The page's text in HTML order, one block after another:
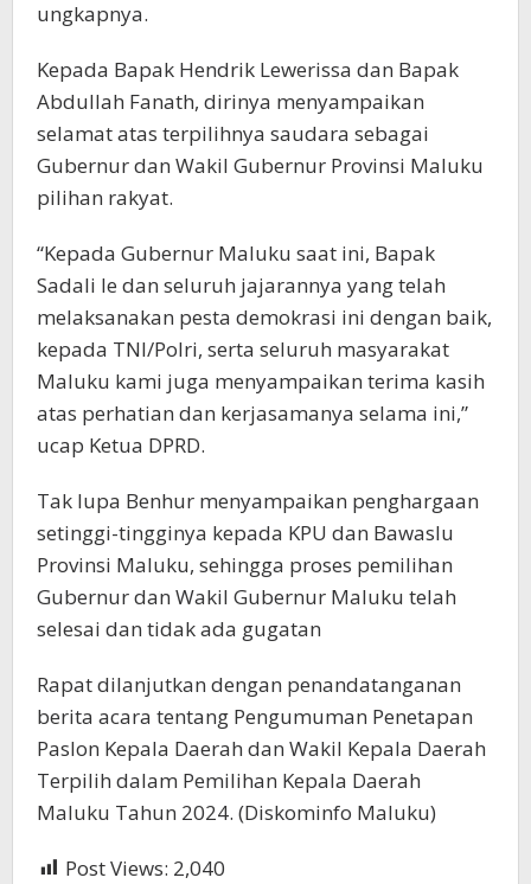
ungkapnya.
Kepada Bapak Hendrik Lewerissa dan Bapak
Abdullah Fanath, dirinya menyampaikan
selamat atas terpilihnya saudara sebagai
Gubernur dan Wakil Gubernur Provinsi Maluku
pilihan rakyat.
“Kepada Gubernur Maluku saat ini, Bapak
Sadali Ie dan seluruh jajarannya yang telah
melaksanakan pesta demokrasi ini dengan baik,
kepada TNI/Polri, serta seluruh masyarakat
Maluku kami juga menyampaikan terima kasih
atas perhatian dan kerjasamanya selama ini,”
ucap Ketua DPRD.
Tak lupa Benhur menyampaikan penghargaan
setinggi-tingginya kepada KPU dan Bawaslu
Provinsi Maluku, sehingga proses pemilihan
Gubernur dan Wakil Gubernur Maluku telah
selesai dan tidak ada gugatan
Rapat dilanjutkan dengan penandatanganan
berita acara tentang Pengumuman Penetapan
Paslon Kepala Daerah dan Wakil Kepala Daerah
Terpilih dalam Pemilihan Kepala Daerah
Maluku Tahun 2024. (Diskominfo Maluku)
Post Views: 2,040